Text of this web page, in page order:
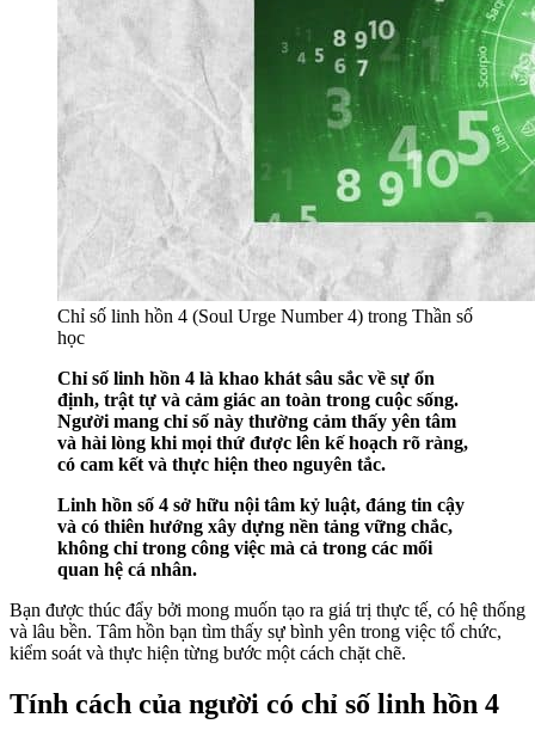
Chỉ số linh hồn 4 (Soul Urge Number 4) trong Thần số
học
Chỉ số linh hồn 4 là khao khát sâu sắc về sự ổn
định, trật tự và cảm giác an toàn trong cuộc sống.
Người mang chỉ số này thường cảm thấy yên tâm
và hài lòng khi mọi thứ được lên kế hoạch rõ ràng,
có cam kết và thực hiện theo nguyên tắc.
Linh hồn số 4 sở hữu nội tâm kỷ luật, đáng tin cậy
và có thiên hướng xây dựng nền tảng vững chắc,
không chỉ trong công việc mà cả trong các mối
quan hệ cá nhân.
Bạn được thúc đẩy bởi mong muốn tạo ra giá trị thực tế, có hệ thống
và lâu bền. Tâm hồn bạn tìm thấy sự bình yên trong việc tổ chức,
kiểm soát và thực hiện từng bước một cách chặt chẽ.
Tính cách của người có chỉ số linh hồn 4